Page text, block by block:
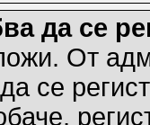
да се
От
се